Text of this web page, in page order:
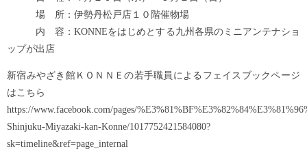
場 所：伊勢丹松戸店１０階催物場
内 容：KONNEをはじめとする九州各県のミニアンテナショ
ップが出店
新宿みやざき館ＫＯＮＮＥの若手職員によるフェイスブックページ
はこちら
https://www.facebook.com/pages/
Shinjuku-Miyazaki-kan-Konne/1017752421584080?
sk=timeline&ref=page_internal